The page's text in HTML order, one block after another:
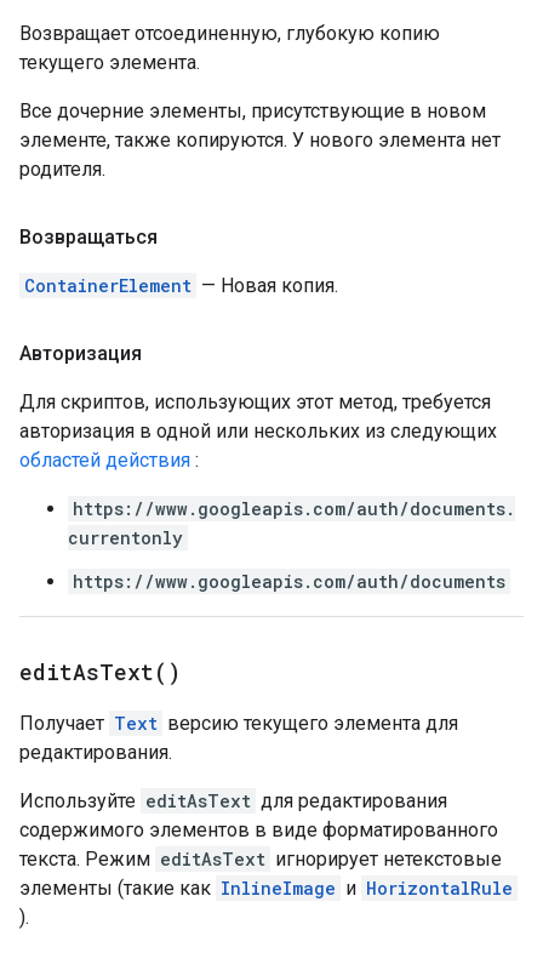
Возвращает отсоединенную, глубокую копию
текущего элемента.
Все дочерние элементы, присутствующие в новом
элементе, также копируются. У нового элемента нет
родителя.
Возвращаться
ContainerElement — Новая копия.
Авторизация
Для скриптов, использующих этот метод, требуется
авторизация в одной или нескольких из следующих
областей действия :
https://www.googleapis.com/auth/documents.
currentonly
https://www.googleapis.com/auth/documents
editAsText( )
Получает Text версию текущего элемента для
редактирования.
Используйте editAsText для редактирования
содержимого элементов в виде форматированного
текста. Режим editAsText игнорирует нетекстовые
элементы (такие как InlineImage и HorizontalRule
).